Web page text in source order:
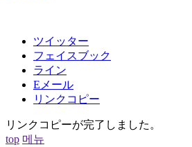
ツイッター
フェイスブック
ライン
Eメール
リンクコピー
リンクコピーが完了しました。
top 메뉴